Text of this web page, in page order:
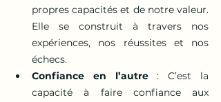
propres capacités et de notre valeur.
Elle se construit à travers nos
expériences, nos réussites et nos
échecs.
Confiance en l’autre : C’est la
capacité à faire confiance aux